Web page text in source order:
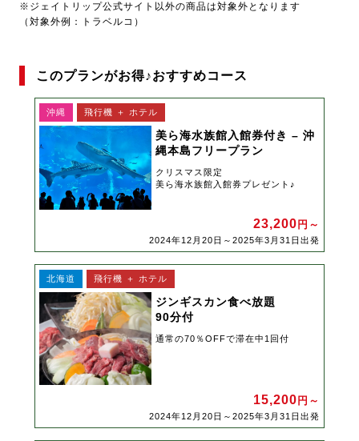
※ジェイトリップ公式サイト以外の商品は対象外となります
（対象外例：トラベルコ）
このプランがお得♪おすすめコース
沖縄 飛行機 ＋ ホテル
美ら海水族館入館券付き – 沖
縄本島フリープラン
クリスマス限定
美ら海水族館入館券プレゼント♪
23,200 円～
2024年12月20日～2025年3月31日出発
北海道 飛行機 ＋ ホテル
ジンギスカン食べ放題
90分付
通常の70％OFFで滞在中1回付
15,200 円～
2024年12月20日～2025年3月31日出発